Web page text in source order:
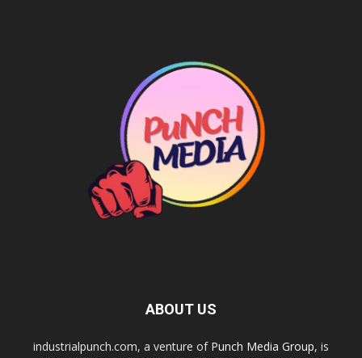
ABOUT US
industrialpunch.com, a venture of Punch Media Group, is